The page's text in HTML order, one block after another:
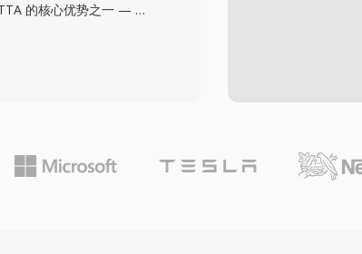
的核心优势之一 — 该
现快速编解码,即使在较
领域占据了更大的市场
明压缩的用户。